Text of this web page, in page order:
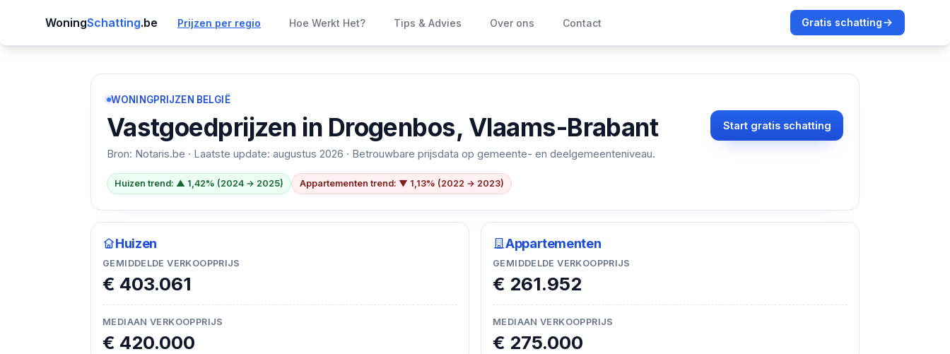
WoningSchatting.be Prijzen per regio Hoe Werkt Het? Tips & Advies Over ons Contact Gratis schatting
WONINGPRIJZEN BELGIË
Vastgoedprijzen in Drogenbos, Vlaams-Brabant
Bron: Notaris.be · Laatste update: augustus 2026 · Betrouwbare prijsdata op gemeente- en deelgemeenteniveau.
Start gratis schatting
Huizen trend: ▲ 1,42% (2024 → 2025) Appartementen trend: ▼ 1,13% (2022 → 2023)
Huizen
GEMIDDELDE VERKOOPPRIJS
€ 403.061
MEDIAAN VERKOOPPRIJS
€ 420.000
Appartementen
GEMIDDELDE VERKOOPPRIJS
€ 261.952
MEDIAAN VERKOOPPRIJS
€ 275.000